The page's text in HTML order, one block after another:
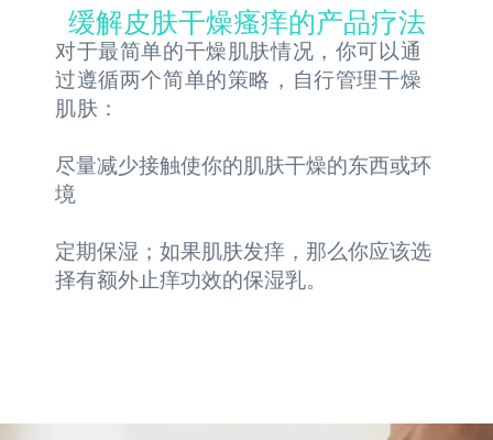
缓解皮肤干燥瘙痒的产品疗法
对于最简单的干燥肌肤情况，你可以通
过遵循两个简单的策略，自行管理干燥
肌肤：
尽量减少接触使你的肌肤干燥的东西或环
境
定期保湿；如果肌肤发痒，那么你应该选
择有额外止痒功效的保湿乳。